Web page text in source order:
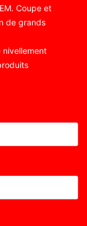
Coupe et
de grands
nivellement